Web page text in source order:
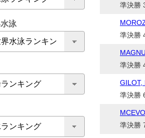
泳
準決勝
準決勝
準決勝
GILOT,
準決勝
準決勝